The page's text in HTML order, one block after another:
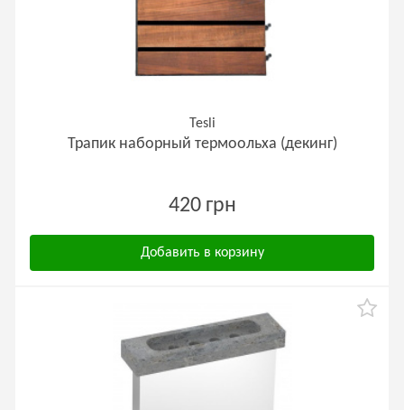
Tesli
Трапик наборный термоольха (декинг)
420 грн
Добавить в корзину